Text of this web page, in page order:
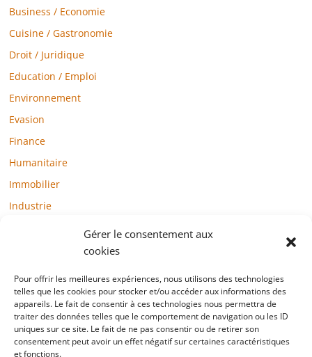
Gérer le consentement aux
cookies
Pour offrir les meilleures expériences, nous utilisons des technologies
telles que les cookies pour stocker et/ou accéder aux informations des
appareils. Le fait de consentir à ces technologies nous permettra de
traiter des données telles que le comportement de navigation ou les ID
uniques sur ce site. Le fait de ne pas consentir ou de retirer son
consentement peut avoir un effet négatif sur certaines caractéristiques
et fonctions.
Business / Economie
Cuisine / Gastronomie
Droit / Juridique
Education / Emploi
Environnement
Evasion
Finance
Humanitaire
Immobilier
Industrie
Mode / Beauté / Bien-être
Santé
Société